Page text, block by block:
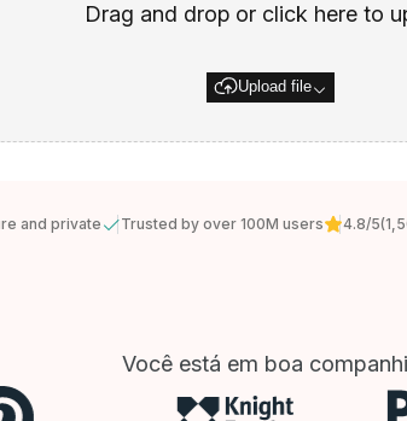
Drag and drop or click here to
Upload file
and private Trusted by over 100M users 4.8/5
Você está em boa